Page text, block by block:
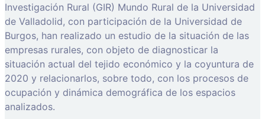
Investigación Rural (GIR) Mundo Rural de la Universidad
de Valladolid, con participación de la Universidad de
Burgos, han realizado un estudio de la situación de las
empresas rurales, con objeto de diagnosticar la
situación actual del tejido económico y la coyuntura de
2020 y relacionarlos, sobre todo, con los procesos de
ocupación y dinámica demográfica de los espacios
analizados.